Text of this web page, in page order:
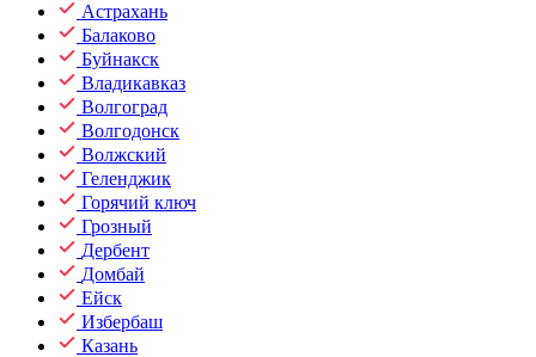
Астрахань
Балаково
Буйнакск
Владикавказ
Волгоград
Волгодонск
Волжский
Геленджик
Горячий ключ
Грозный
Дербент
Домбай
Ейск
Избербаш
Казань